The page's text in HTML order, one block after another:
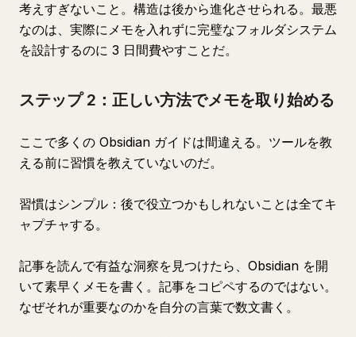
考えすぎないこと。構造は後から進化させられる。最悪
なのは、実際にメモを入れずに完璧なフォルダシステム
を設計するのに 3 日間費やすことだ。
ステップ 2：正しい方法でメモを取り始める
ここで多くの Obsidian ガイドは間違える。ツールを教
える前に習慣を教えていないのだ。
習慣はシンプル：後で役立つかもしれないことは全てキ
ャプチャする。
記事を読んで有益な洞察を見つけたら、Obsidian を開
いて素早くメモを書く。記事をコピペするのではない。
なぜそれが重要なのかを自分の言葉で数文書く。